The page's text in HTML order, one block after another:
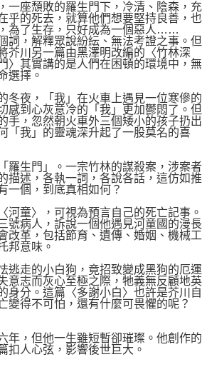
一座頹敗的羅生門下，冷清、陰森，充
乎的死去，就算他們想要堅持良善，也
為了生存，只好成為一個惡人……
詞，解釋眾說紛紜、無法考證之事。但
芥川另一篇由黑澤明改編的〈竹林深
〉其實講的是人們在困頓的環境中，無
選擇。
冬夜，「我」在火車上遇見一位寒傪的
感到心灰意冷的「我」更加鬱悶了。但
手，忽然朝火車外三個矮小的孩子扔出
「我」的靈魂深升起了一股莫名的喜
羅生門」。一宗竹林的謀殺案，涉案者
描述，各執一詞，各說各話，這仿如推
一個，到底真相如何？
河童〉，可視為預言自己的死亡記事。
號病人，訴說一個他遇見河童國的漫長
改革，包括節育、遺傳、婚姻、機械工
邦意味。
逃走的小白狗，竟招致變成黑狗的厄運
意志而灰心至極之際，牠義無反顧地英
身分。這篇〈多謝小白〉也許是芥川自
得不可怕，還有什麼可畏懼的呢？
年，但他一生雖短暫卻璀璨。他創作的
扣人心弦，影響後世巨大。